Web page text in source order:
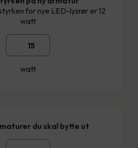
for nye LED-lysrør er 12
watt
watt
du skal bytte ut